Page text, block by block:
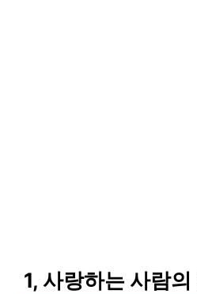
1, 사랑하는 사람